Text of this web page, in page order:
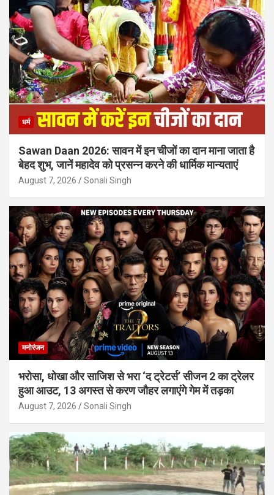
धर्म
Sawan Daan 2026: सावन में इन चीजों का दान माना जाता है
बेहद शुभ, जानें महादेव को प्रसन्न करने की धार्मिक मान्यताएं
August 7, 2026 Sonali Singh
मनोरंजन
भरोसा, धोखा और साजिश से भरा ‘द ट्रेटर्स’ सीजन 2 का ट्रेलर
हुआ आउट, 13 अगस्त से करण जौहर लगाएंगे गेम में तड़का
August 7, 2026 Sonali Singh